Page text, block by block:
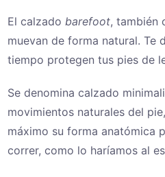
El calzado barefoot, también
muevan de forma natural. Te
tiempo protegen tus pies de
Se denomina calzado
movimientos naturales del
máximo su forma anatómica
correr, como lo haríamos al